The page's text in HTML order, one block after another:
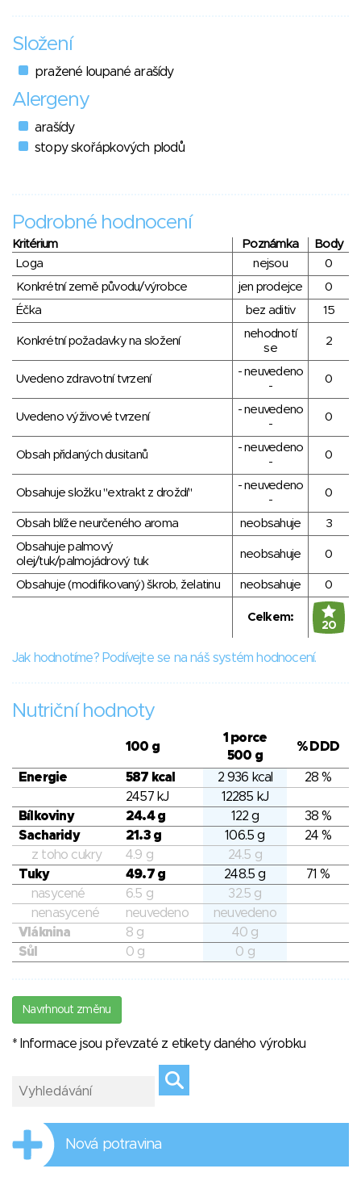
Složení
pražené loupané arašídy
Alergeny
arašídy
stopy skořápkových plodů
Podrobné hodnocení
Kritérium Poznámka
Body
Loga
nejsou
0
Konkrétní země původu/výrobce
jen prodejce
0
Éčka
bez aditiv 15
Konkrétní požadavky na složení
nehodnotí
se
2
Uvedeno zdravotní tvrzení
- neuvedeno
-
0
Uvedeno výživové tvrzení
- neuvedeno
-
0
Obsah přidaných dusitanů
- neuvedeno
-
0
Obsahuje složku "extrakt z droždí"
- neuvedeno
-
0
Obsah blíže neurčeného aroma neobsahuje
3
Obsahuje palmový
olej/tuk/palmojádrový tuk
neobsahuje 0
Obsahuje (modifikovaný) škrob, želatinu neobsahuje 0
Celkem:
20
Jak hodnotíme? Podívejte se na náš systém hodnocení.
Nutriční hodnoty
100 g
1 porce
500 g
% DDD
Energie 587 kcal 2 936 kcal
28 %
2457 kJ
12285 kJ
Bílkoviny
24.4 g 122 g
38 %
Sacharidy
21.3 g 106.5 g
24 %
z toho cukry
4.9 g
24.5 g
Tuky
49.7 g 248.5 g
71 %
nasycené
6.5 g
32.5 g
nenasycené
neuvedeno
neuvedeno
Vláknina
8 g
40 g
Sůl
0 g 0 g
Navrhnout změnu
* Informace jsou převzaté z etikety daného výrobku
Nová potravina